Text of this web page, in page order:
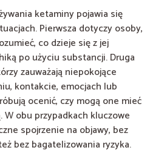
ketaminy pojawia się
Pierwsza dotyczy osoby,
co dzieje się z jej
po użyciu substancji. Druga
zauważają niepokojące
kontakcie, emocjach lub
ocenić, czy mogą one mieć
W obu przypadkach kluczowe
spojrzenie na objawy, bez
bez bagatelizowania ryzyka.